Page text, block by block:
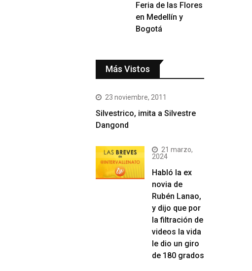
Feria de las Flores
en Medellín y
Bogotá
Más Vistos
23 noviembre, 2011
Silvestrico, imita a Silvestre
Dangond
21 marzo,
2024
Habló la ex
novia de
Rubén Lanao,
y dijo que por
la filtración de
videos la vida
le dio un giro
de 180 grados